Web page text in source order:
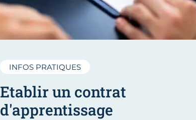
Etablir un contrat
d'apprentissage
INFOS PRATIQUES